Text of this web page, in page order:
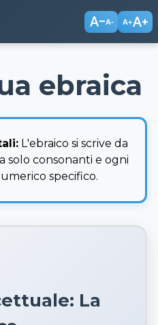
text_decreaseA- A+text_increase
ebraica
L'ebraico si scrive da
solo consonanti e ogni
specifico.
La